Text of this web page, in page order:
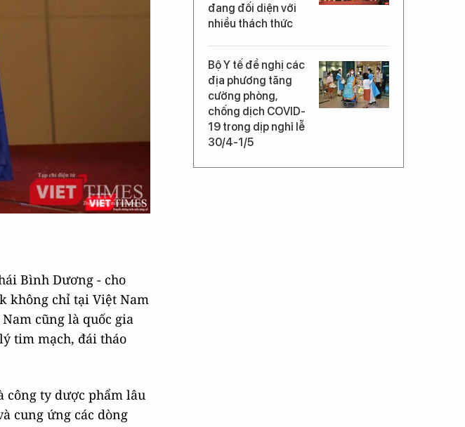
Bình Dương - cho
không chỉ tại Việt Nam
cũng là quốc gia
tim mạch, đái tháo
công ty dược phẩm lâu
cung ứng các dòng
đang đối diện với
nhiều thách thức
Bộ Y tế đề nghị các
địa phương tăng
cường phòng,
chống dịch COVID-
19 trong dịp nghỉ lễ
30/4-1/5